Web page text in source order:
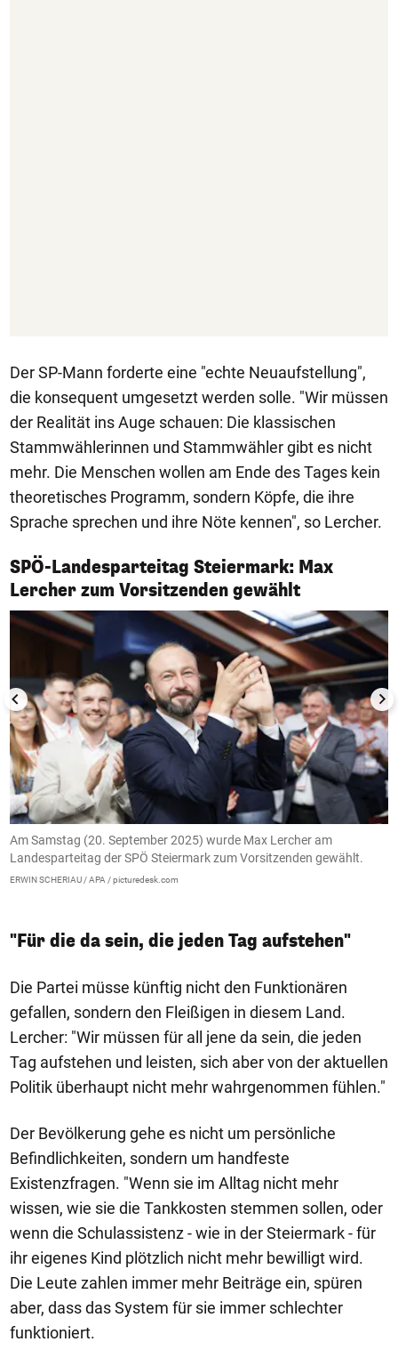
Der SP-Mann forderte eine "echte Neuaufstellung",
die konsequent umgesetzt werden solle. "Wir müssen
der Realität ins Auge schauen: Die klassischen
Stammwählerinnen und Stammwähler gibt es nicht
mehr. Die Menschen wollen am Ende des Tages kein
theoretisches Programm, sondern Köpfe, die ihre
Sprache sprechen und ihre Nöte kennen", so Lercher.
SPÖ-Landesparteitag Steiermark: Max
Lercher zum Vorsitzenden gewählt
1/4
Am Samstag (20. September 2025) wurde Max Lercher am
Landesparteitag der SPÖ Steiermark zum Vorsitzenden gewählt.
ERWIN SCHERIAU / APA / picturedesk.com
"Für die da sein, die jeden Tag aufstehen"
Die Partei müsse künftig nicht den Funktionären
gefallen, sondern den Fleißigen in diesem Land.
Lercher: "Wir müssen für all jene da sein, die jeden
Tag aufstehen und leisten, sich aber von der aktuellen
Politik überhaupt nicht mehr wahrgenommen fühlen."
Der Bevölkerung gehe es nicht um persönliche
Befindlichkeiten, sondern um handfeste
Existenzfragen. "Wenn sie im Alltag nicht mehr
wissen, wie sie die Tankkosten stemmen sollen, oder
wenn die Schulassistenz - wie in der Steiermark - für
ihr eigenes Kind plötzlich nicht mehr bewilligt wird.
Die Leute zahlen immer mehr Beiträge ein, spüren
aber, dass das System für sie immer schlechter
funktioniert.